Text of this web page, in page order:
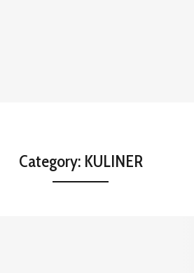
Category: KULINER